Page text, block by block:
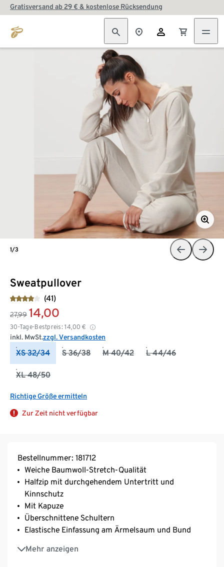
Gratisversand ab 29 € & kostenlose Rücksendung
Sweatpullover
(41)
27,99 14,00
30-Tage-Bestpreis: 14,00 €
inkl. MwSt.zzgl. Versandkosten
XS 32/34 S 36/38 M 40/42 L 44/46
XL 48/50
Richtige Größe ermitteln
Zur Zeit nicht verfügbar
1/3
Bestellnummer: 181712
Weiche Baumwoll-Stretch-Qualität
Halfzip mit durchgehendem Untertritt und
Kinnschutz
Mit Kapuze
Überschnittene Schultern
Elastische Einfassung am Ärmelsaum und Bund
Mehr anzeigen
Mit 2-farbigem Melange-Effekt